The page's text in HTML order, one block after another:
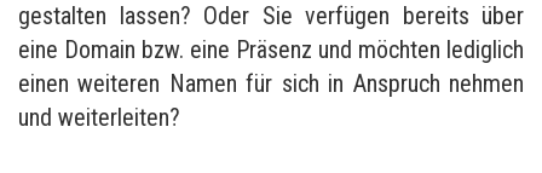
gestalten lassen? Oder Sie verfügen bereits über
eine Domain bzw. eine Präsenz und möchten lediglich
einen weiteren Namen für sich in Anspruch nehmen
und weiterleiten?